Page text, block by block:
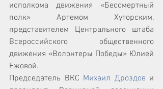
исполкома движения «Бессмертный
полк» Артемом Хуторским,
представителем Центрального штаба
Всероссийского общественного
движения «Волонтеры Победы» Юлией
Ежовой.
Председатель ВКС Михаил Дроздов и